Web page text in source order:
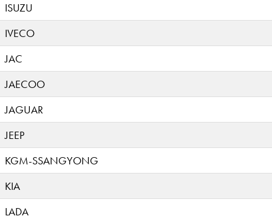
ISUZU
IVECO
JAC
JAECOO
JAGUAR
JEEP
KGM-SSANGYONG
KIA
LADA